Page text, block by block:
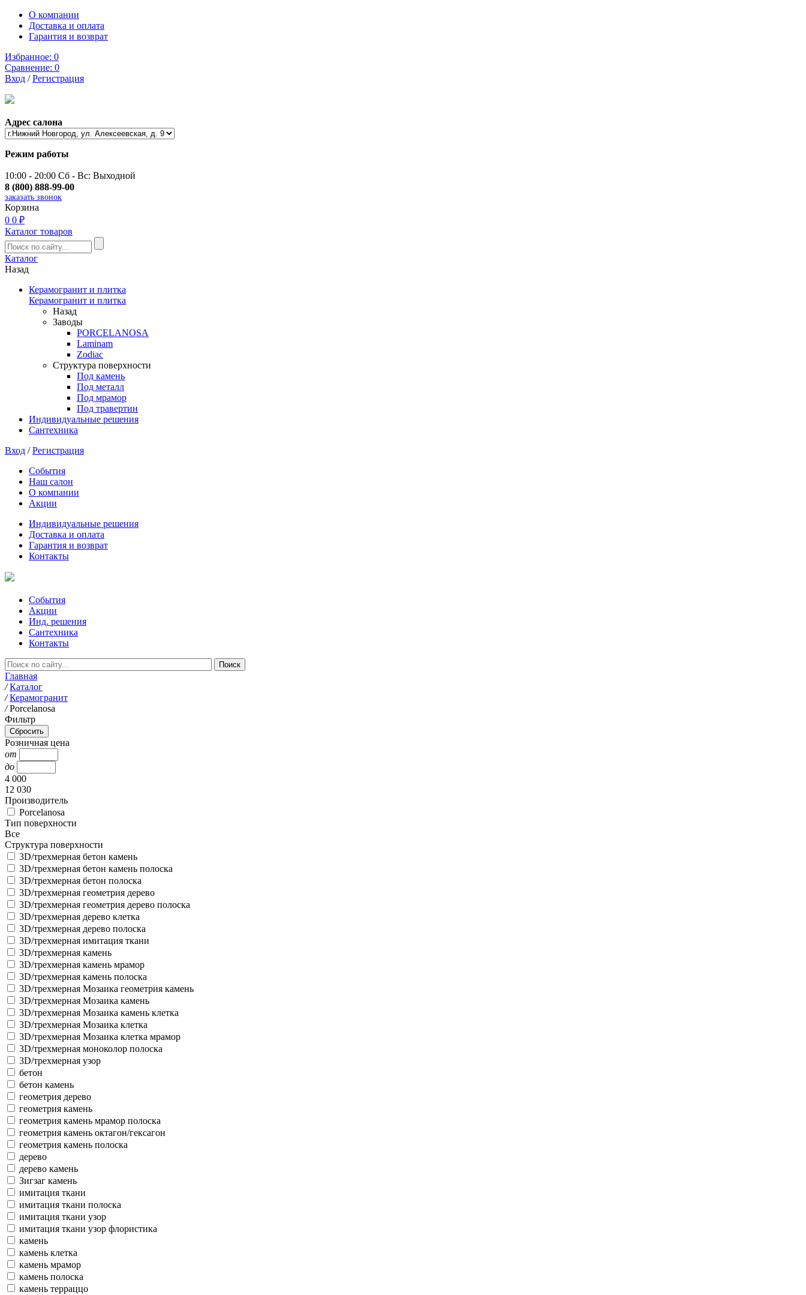
О компании
Доставка и оплата
Гарантия и возврат
Избранное: 0
Сравнение: 0
Вход /Регистрация
Адрес салона
Режим работы
10:00 - 20:00 Сб - Вс: Выходной
8 (800) 888-99-00
заказать звонок
Корзина
0 0 ₽
Каталог товаров
Каталог
Назад
Керамогранит и плитка
Керамогранит и плитка
Назад
Заводы
PORCELANOSA
Laminam
Zodiac
Структура поверхности
Под камень
Под металл
Под мрамор
Под травертин
Индивидуальные решения
Сантехника
Вход /Регистрация
События
Наш салон
О компании
Акции
Индивидуальные решения
Доставка и оплата
Гарантия и возврат
Контакты
События
Акции
Инд. решения
Сантехника
Контакты
Главная
/ Каталог
/ Керамогранит
/ Porcelanosa
Фильтр
Розничная цена
от
до
4 000
12 030
Производитель
Porcelanosa
Тип поверхности
Все
Структура поверхности
3D/трехмерная бетон камень
3D/трехмерная бетон камень полоска
3D/трехмерная бетон полоска
3D/трехмерная геометрия дерево
3D/трехмерная геометрия дерево полоска
3D/трехмерная дерево клетка
3D/трехмерная дерево полоска
3D/трехмерная имитация ткани
3D/трехмерная камень
3D/трехмерная камень мрамор
3D/трехмерная камень полоска
3D/трехмерная Мозаика геометрия камень
3D/трехмерная Мозаика камень
3D/трехмерная Мозаика камень клетка
3D/трехмерная Мозаика клетка
3D/трехмерная Мозаика клетка мрамор
3D/трехмерная моноколор полоска
3D/трехмерная узор
бетон
бетон камень
геометрия дерево
геометрия камень
геометрия камень мрамор полоска
геометрия камень октагон/гексагон
геометрия камень полоска
дерево
дерево камень
Зигзаг камень
имитация ткани
имитация ткани полоска
имитация ткани узор
имитация ткани узор флористика
камень
камень клетка
камень мрамор
камень полоска
камень терраццо